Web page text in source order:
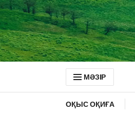
МӘЗІР
ОҚЫС ОҚИҒА